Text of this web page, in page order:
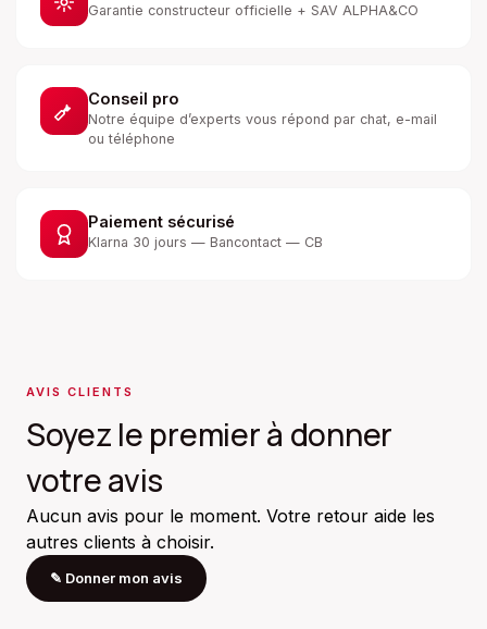
Garantie constructeur officielle + SAV ALPHA&CO
Conseil pro
Notre équipe d’experts vous répond par chat, e-mail
ou téléphone
Paiement sécurisé
Klarna 30 jours — Bancontact — CB
AVIS CLIENTS
Soyez le premier à donner
votre avis
Aucun avis pour le moment. Votre retour aide les
autres clients à choisir.
✎ Donner mon avis